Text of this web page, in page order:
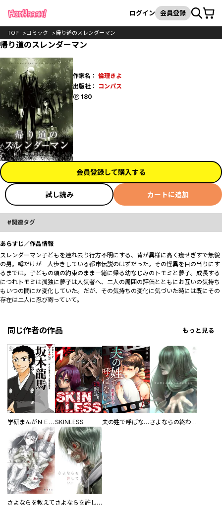
検索
ログイン 会員登録カート
TOP コミック 帰り道のスレンダーマン
帰り道のスレンダーマン
作家名： 倫理きよ
出版社：
コンパス
180
ポイント
会員登録して購入する
試し読み カートに追加
関連タグ
あらすじ／作品情報
スレンダーマン――子どもを連れ去り行方不明にする、背が異様に高く痩せぎすで無貌
の男。噂だけが一人歩きしている都市伝説のはずだった。その怪異を目の当りにす
るまでは――。子どもの頃の約束のまま一緒に帰る幼なじみのトモミと夢子。成長する
につれトモミは孤独に夢子は人気者へ、二人の周囲の評価とともにお互いの気持ち
もいつの間にか変化していた。だが、その気持ちの変化に気づいた時には既にその
存在は二人に忍び寄っていて――。
同じ作者の作品 もっと見る
学研まんがＮＥＷ日本の伝記SKINLESS 夫の姓で呼ばないで～銀幕夫人～ さよならの終わりのその向こう
さよならを教えて さよならを許して